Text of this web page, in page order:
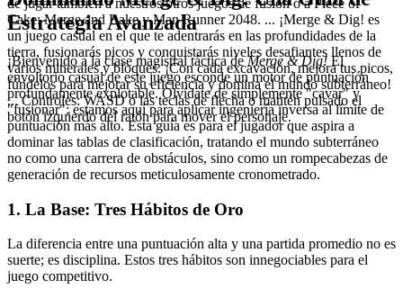
de jugar también a nuestros otros juegos de fusión o a Piece of
Cake: Merge and Bake y Man Runner 2048. ... ¡Merge & Dig! es
un juego casual en el que te adentrarás en las profundidades de la
tierra, fusionarás picos y conquistarás niveles desafiantes llenos de
varios minerales y bloques. ¡Con cada excavación, mejora tus picos,
fúndelos para mejorar su eficiencia y domina el mundo subterráneo!
... Controles: WASD o las teclas de flecha o mantén pulsado el
botón izquierdo del ratón para mover el personaje.
Estrategia Avanzada
¡Bienvenido a la clase magistral táctica deMerge & Dig! El
envoltorio casual de este juego esconde un motor de puntuación
profundamente explotable. Olvídate de simplemente "cavar" y
"fusionar"; estamos aquí para aplicar ingeniería inversa al límite de
puntuación más alto. Esta guía es para el jugador que aspira a
dominar las tablas de clasificación, tratando el mundo subterráneo
no como una carrera de obstáculos, sino como un rompecabezas de
generación de recursos meticulosamente cronometrado.
1. La Base: Tres Hábitos de Oro
La diferencia entre una puntuación alta y una partida promedio no es
suerte; es disciplina. Estos tres hábitos son innegociables para el
juego competitivo.